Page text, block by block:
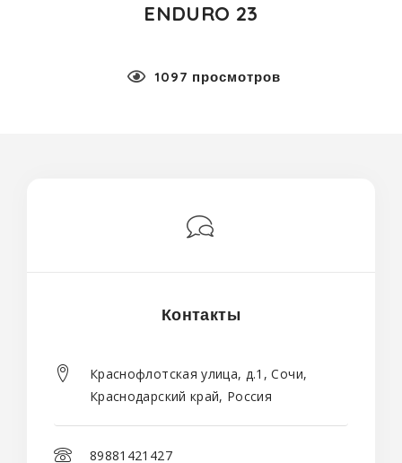
ENDURO 23
1097 просмотров
Контакты
Краснофлотская улица, д.1, Сочи,
Краснодарский край, Россия
89881421427